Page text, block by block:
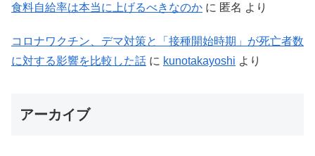
食料自給率は本当に上げるべきなのか に 匿名 より
コロナワクチン、デマ対策と「接種開始時期」が死亡者数
に対する影響を比較した話 に kunotakayoshi より
アーカイブ